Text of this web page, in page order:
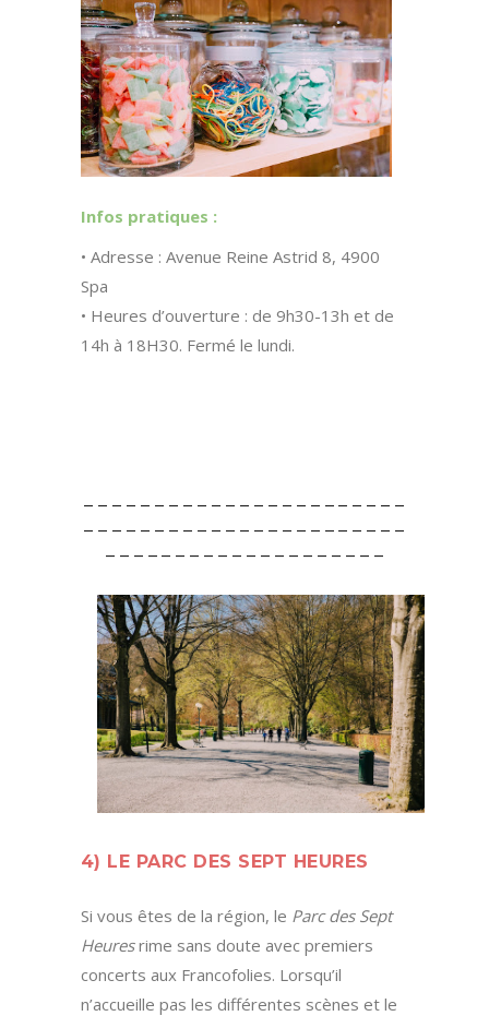
Infos pratiques :
• Adresse : Avenue Reine Astrid 8, 4900
Spa
• Heures d’ouverture : de 9h30-13h et de
14h à 18H30. Fermé le lundi.
– – – – – – – – – – – – – – – – – – – – – – –
– – – – – – – – – – – – – – – – – – – – – – –
– – – – – – – – – – – – – – – – – – – –
4) LE PARC DES SEPT HEURES
Si vous êtes de la région, le Parc des Sept
Heuresrime sans doute avec premiers
concerts aux Francofolies. Lorsqu’il
n’accueille pas les différentes scènes et le